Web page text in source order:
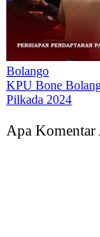
Bolango
KPU Bone
Pilkada 2024
Apa Komentar